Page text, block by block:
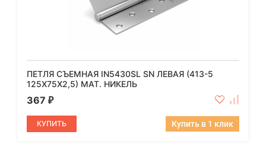
ПЕТЛЯ СЪЕМНАЯ IN5430SL SN ЛЕВАЯ (413-5
125X75X2,5) МАТ. НИКЕЛЬ
367 ₽
КУПИТЬ Купить в 1 клик